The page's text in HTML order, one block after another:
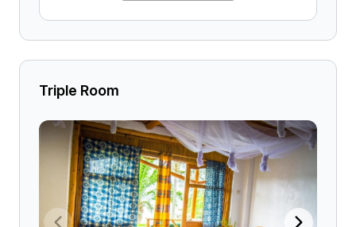
Triple Room